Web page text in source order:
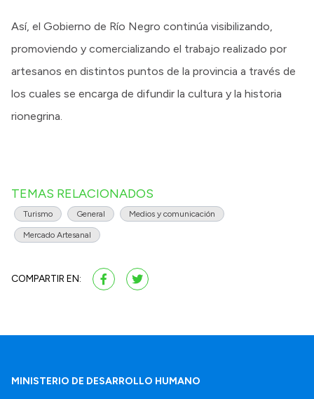
Así, el Gobierno de Río Negro continúa visibilizando,
promoviendo y comercializando el trabajo realizado por
artesanos en distintos puntos de la provincia a través de
los cuales se encarga de difundir la cultura y la historia
rionegrina.
TEMAS RELACIONADOS
Turismo General Medios y comunicación
Mercado Artesanal
COMPARTIR EN:
MINISTERIO DE DESARROLLO HUMANO